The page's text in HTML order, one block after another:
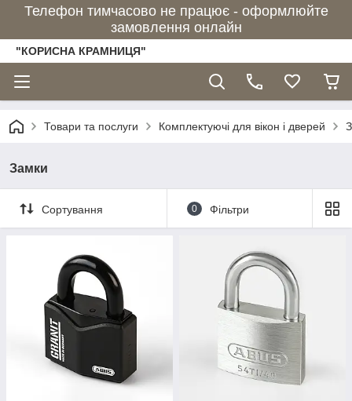
Телефон тимчасово не працює - оформлюйте
замовлення онлайн
"КОРИСНА КРАМНИЦЯ"
Товари та послуги Комплектуючі для вікон і дверей
Замки
Сортування 0 Фільтри